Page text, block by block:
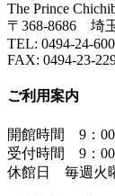
The Prince
〒368-8686 埼
TEL: 0494-24-
FAX: 0494-23-
ご利用案内
開館時間 9：00
受付時間 9：00
休館日 毎週火